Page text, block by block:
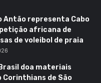
Antão representa Cabo
africana de
de voleibol de praia
doa materiais
Corinthians de São